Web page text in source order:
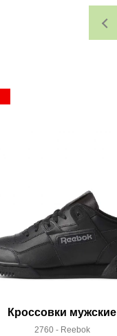
Кроссовки мужские
2760 - Reebok